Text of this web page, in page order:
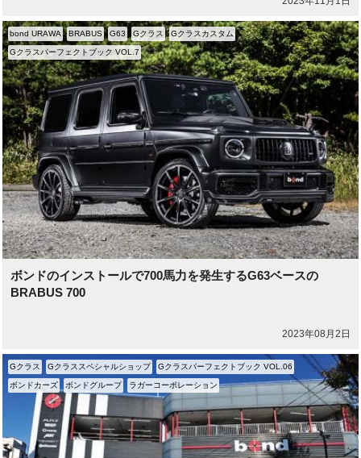
ボンドのインストールで700馬力を発生するG63ベースの
BRABUS 700
2023年08月2日
bond URAWA BRABUS G63 Gクラス Gクラスカスタム
Gクラスパーフェクトブック VOL.7
Gクラス Gクラススペシャルショップ Gクラスパーフェクトブック VOL.06
ボンドカーズ ボンドグループ ラガーコーポレーション